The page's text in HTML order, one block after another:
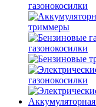
газонокосилки
триммеры
газонокосилки
газонокосилки